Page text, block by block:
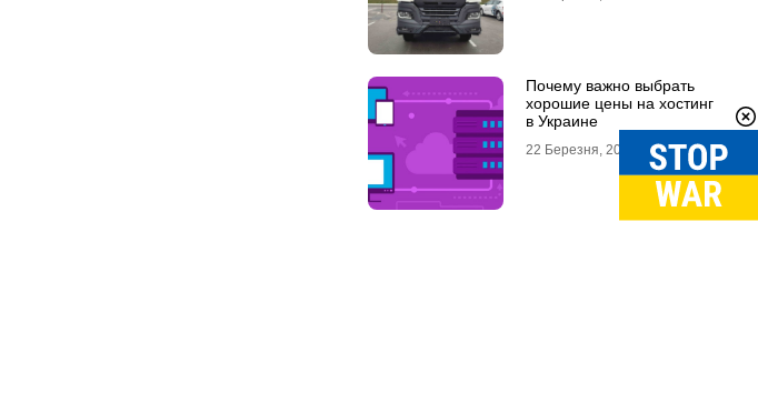
Почему важно выбрать
хорошие цены на хостинг
в Украине
22 Березня, 2026